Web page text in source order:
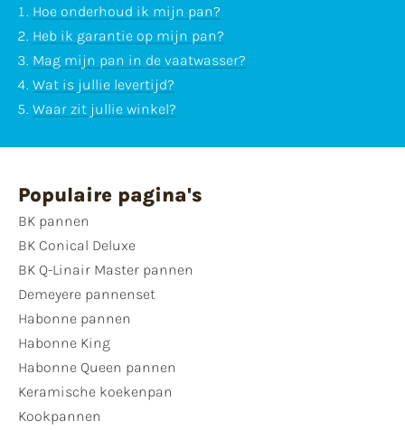
Hoe onderhoud ik mijn pan?
Heb ik garantie op mijn pan?
Mag mijn pan in de vaatwasser?
Wat is jullie levertijd?
Waar zit jullie winkel?
Populaire pagina's
BK pannen
BK Conical Deluxe
BK Q-Linair Master pannen
Demeyere pannenset
Habonne pannen
Habonne King
Habonne Queen pannen
Keramische koekenpan
Kookpannen